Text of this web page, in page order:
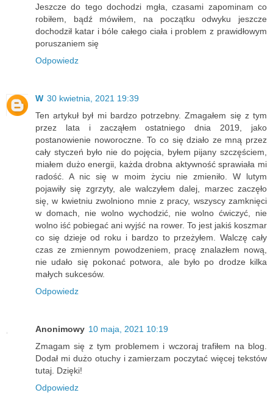
Jeszcze do tego dochodzi mgła, czasami zapominam co
robiłem, bądź mówiłem, na początku odwyku jeszcze
dochodził katar i bóle całego ciała i problem z prawidłowym
poruszaniem się
Odpowiedz
W 30 kwietnia, 2021 19:39
Ten artykuł był mi bardzo potrzebny. Zmagałem się z tym
przez lata i zacząłem ostatniego dnia 2019, jako
postanowienie noworoczne. To co się działo ze mną przez
cały styczeń było nie do pojęcia, byłem pijany szczęściem,
miałem dużo energii, każda drobna aktywność sprawiała mi
radość. A nic się w moim życiu nie zmieniło. W lutym
pojawiły się zgrzyty, ale walczyłem dalej, marzec zaczęło
się, w kwietniu zwolniono mnie z pracy, wszyscy zamknięci
w domach, nie wolno wychodzić, nie wolno ćwiczyć, nie
wolno iść pobiegać ani wyjść na rower. To jest jakiś koszmar
co się dzieje od roku i bardzo to przeżyłem. Walczę cały
czas ze zmiennym powodzeniem, pracę znalazłem nową,
nie udało się pokonać potwora, ale było po drodze kilka
małych sukcesów.
Odpowiedz
Anonimowy 10 maja, 2021 10:19
Zmagam się z tym problemem i wczoraj trafiłem na blog.
Dodał mi dużo otuchy i zamierzam poczytać więcej tekstów
tutaj. Dzięki!
Odpowiedz